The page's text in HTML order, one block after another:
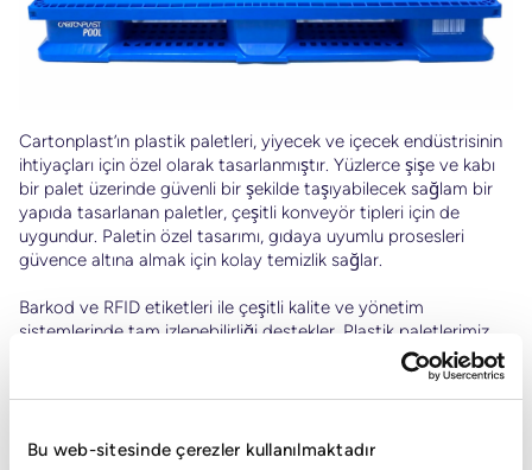
Bu web-sitesinde çerezler kullanılmaktadır
Cartonplast’ın plastik paletleri, yiyecek ve içecek endüstrisinin
ihtiyaçları için özel olarak tasarlanmıştır. Yüzlerce şişe ve kabı
bir palet üzerinde güvenli bir şekilde taşıyabilecek sağlam bir
yapıda tasarlanan paletler, çeşitli konveyör tipleri için de
uygundur. Paletin özel tasarımı, gıdaya uyumlu prosesleri
güvence altına almak için kolay temizlik sağlar.
Barkod ve RFID etiketleri ile çeşitli kalite ve yönetim
sistemlerinde tam izlenebilirliği destekler. Plastik paletlerimiz,
otomatik shrink hatları ve otomatik paletleme/depaletizasyon
için uygundur. Palet tasarımının tescilli patent koruması
mevcuttur.
DETAYLI BİLGİ